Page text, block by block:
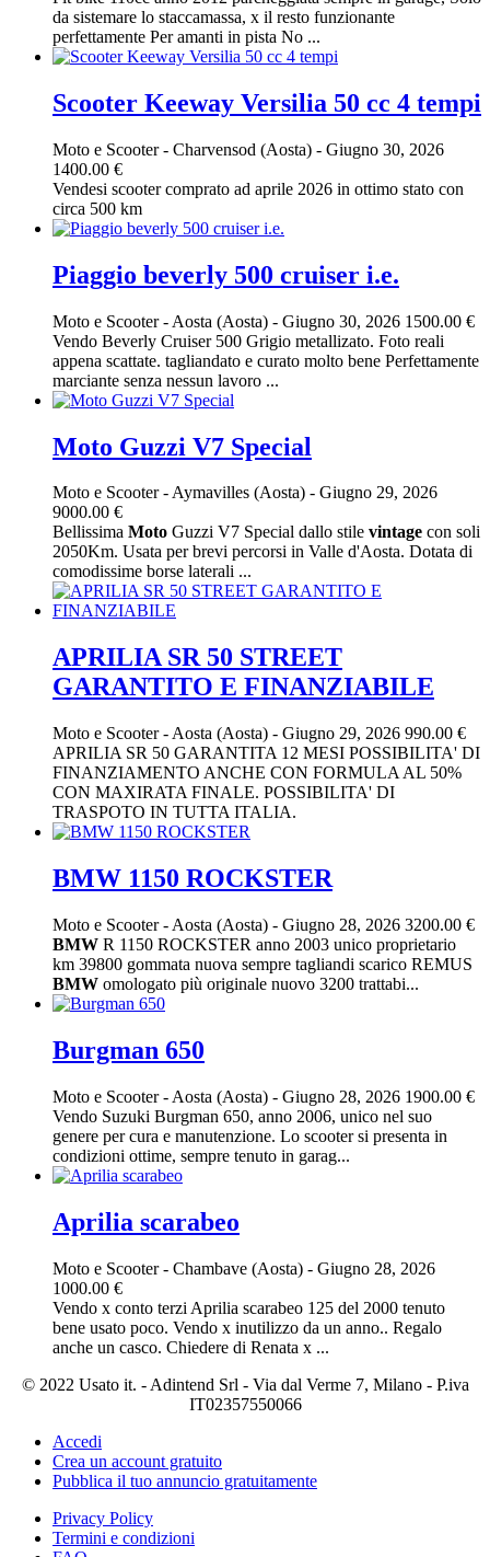
da sistemare lo staccamassa, x il resto funzionante
perfettamente Per amanti in pista No ...
Scooter Keeway Versilia 50 cc 4 tempi
Moto e Scooter- Charvensod (Aosta) - Giugno 30, 2026
1400.00 €
Vendesi scooter comprato ad aprile 2026 in ottimo stato con
circa 500 km
Piaggio beverly 500 cruiser i.e.
Moto e Scooter- Aosta (Aosta) - Giugno 30, 2026 1500.00 €
Vendo Beverly Cruiser 500 Grigio metallizato. Foto reali
appena scattate. tagliandato e curato molto bene Perfettamente
marciante senza nessun lavoro ...
Moto Guzzi V7 Special
Moto e Scooter-Aymavilles (Aosta) - Giugno 29, 2026
9000.00 €
Bellissima Moto Guzzi V7 Special dallo stile vintage con soli
2050Km. Usata per brevi percorsi in Valle d'Aosta. Dotata di
comodissime borse laterali ...
APRILIA SR 50 STREET
GARANTITO E FINANZIABILE
Moto e Scooter- Aosta (Aosta) - Giugno 29, 2026 990.00 €
APRILIA SR 50 GARANTITA 12 MESI POSSIBILITA' DI
FINANZIAMENTO ANCHE CON FORMULA AL 50%
CON MAXIRATA FINALE. POSSIBILITA' DI
TRASPOTO IN TUTTA ITALIA.
BMW 1150 ROCKSTER
Moto e Scooter- Aosta (Aosta) - Giugno 28, 2026 3200.00 €
BMW R 1150 ROCKSTER anno 2003 unico proprietario
km 39800 gommata nuova sempre tagliandi scarico REMUS
BMW omologato più originale nuovo 3200 trattabi...
Burgman 650
Moto e Scooter- Aosta (Aosta) - Giugno 28, 2026 1900.00 €
Vendo Suzuki Burgman 650, anno 2006, unico nel suo
genere per cura e manutenzione. Lo scooter si presenta in
condizioni ottime, sempre tenuto in garag...
Aprilia scarabeo
Moto e Scooter- Chambave (Aosta) - Giugno 28, 2026
1000.00 €
Vendo x conto terzi Aprilia scarabeo 125 del 2000 tenuto
bene usato poco. Vendo x inutilizzo da un anno.. Regalo
anche un casco. Chiedere di Renata x ...
© 2022 Usato it. - Adintend Srl - Via dal Verme 7, Milano - P.iva
IT02357550066
Accedi
Crea un account gratuito
Pubblica il tuo annuncio gratuitamente
Privacy Policy
Termini e condizioni